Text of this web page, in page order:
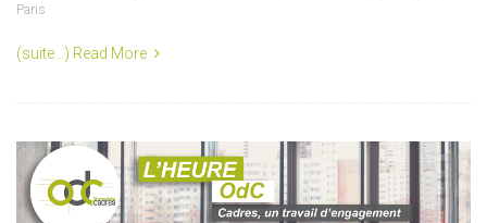
Paris
(suite…) Read More